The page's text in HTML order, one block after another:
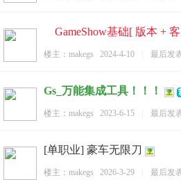
GameShow基础[ 版本 +
楼主： makegs 2024-4-10 最后发
Gs_万能集成工具！！！
楼主： makegs 2023-6-15 最后发
[单职业] 豪车无限刀
楼主： makegs 2026-3-29 最后发